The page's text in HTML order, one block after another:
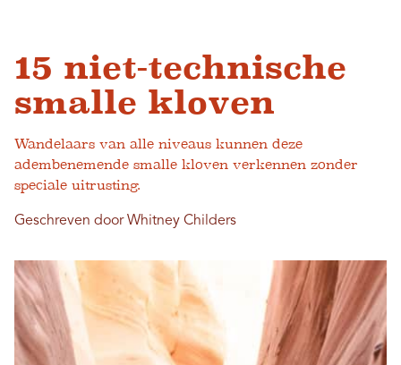
15 niet-technische
smalle kloven
Wandelaars van alle niveaus kunnen deze
adembenemende smalle kloven verkennen zonder
speciale uitrusting.
Geschreven door Whitney Childers